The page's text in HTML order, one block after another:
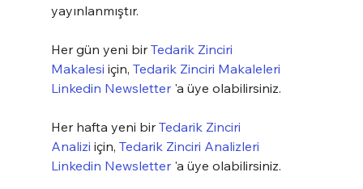
yayınlanmıştır.
Her gün yeni bir Tedarik Zinciri
Makalesi için, Tedarik Zinciri Makaleleri
Linkedin Newsletter 'a üye olabilirsiniz.
Her hafta yeni bir Tedarik Zinciri
Analizi için, Tedarik Zinciri Analizleri
Linkedin Newsletter 'a üye olabilirsiniz.